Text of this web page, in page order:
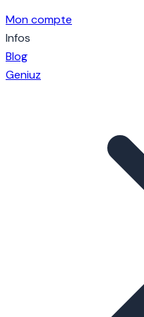
Mon compte
Infos
Blog
Geniuz